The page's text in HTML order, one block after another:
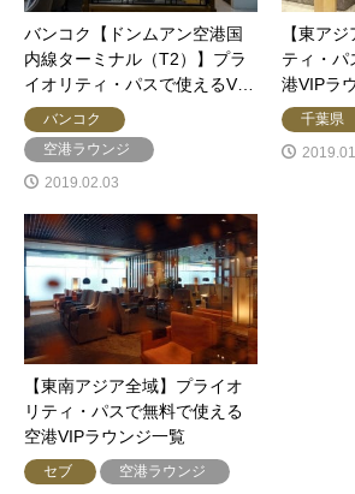
バンコク【ドンムアン空港国
内線ターミナル（T2）】プラ
イオリティ・パスで使えるV…
バンコク
空港ラウンジ
2019.02.03
【東ア
ティ・パ
港VIPラ
千葉県
【東南アジア全域】プライオ
リティ・パスで無料で使える
空港VIPラウンジ一覧
セブ
空港ラウンジ